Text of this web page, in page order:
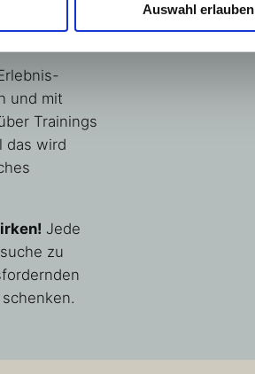
Auswahl erlauben
wir jedoch
und mit
Trainings
das wird
Jede
zu